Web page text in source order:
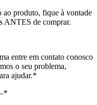
ao produto, fique à vontade
ANTES de comprar.
entre em contato conosco
o seu problema,
ajudar.*